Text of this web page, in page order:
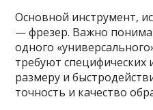
Основной инструмент,
— фрезер. Важно
одного
требуют
размеру и
точность и качество